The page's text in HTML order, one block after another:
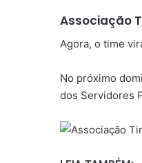
Associação
Agora, o time
No próximo
dos Servidores